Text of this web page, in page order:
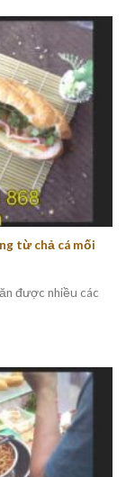
từ chả cá mối
được nhiều các